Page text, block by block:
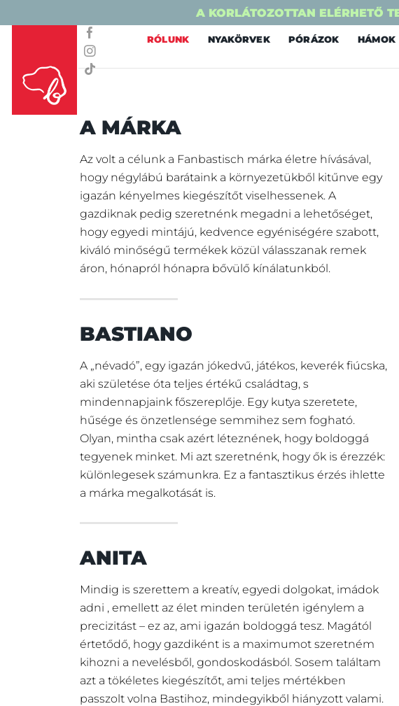
A KORLÁTOZOTTAN ELÉRHETŐ
content
RÓLUNK NYAKÖRVEK PÓRÁZOK HÁMOK
A MÁRKA
Az volt a célunk a Fanbastisch márka életre hívásával,
hogy négylábú barátaink a környezetükből kitűnve egy
igazán kényelmes kiegészítőt viselhessenek. A
gazdiknak pedig szeretnénk megadni a lehetőséget,
hogy egyedi mintájú, kedvence egyéniségére szabott,
kiváló minőségű termékek közül válasszanak remek
áron, hónapról hónapra bővülő kínálatunkból.
BASTIANO
A „névadó”, egy igazán jókedvű, játékos, keverék fiúcska,
aki születése óta teljes értékű családtag, s
mindennapjaink főszereplője. Egy kutya szeretete,
hűsége és önzetlensége semmihez sem fogható.
Olyan, mintha csak azért léteznének, hogy boldoggá
tegyenek minket. Mi azt szeretnénk, hogy ők is érezzék:
különlegesek számunkra. Ez a fantasztikus érzés ihlette
a márka megalkotását is.
ANITA
Mindig is szerettem a kreatív, egyedi dolgokat, imádok
adni , emellett az élet minden területén igénylem a
precizitást – ez az, ami igazán boldoggá tesz. Magától
értetődő, hogy gazdiként is a maximumot szeretném
kihozni a nevelésből, gondoskodásból. Sosem találtam
azt a tökéletes kiegészítőt, ami teljes mértékben
passzolt volna Bastihoz, mindegyikből hiányzott valami.